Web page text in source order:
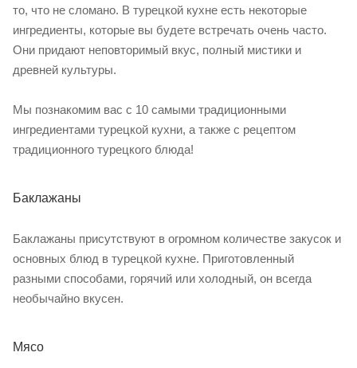
то, что не сломано. В турецкой кухне есть некоторые
ингредиенты, которые вы будете встречать очень часто.
Они придают неповторимый вкус, полный мистики и
древней культуры.
Мы познакомим вас с 10 самыми традиционными
ингредиентами турецкой кухни, а также с рецептом
традиционного турецкого блюда!
Баклажаны
Баклажаны присутствуют в огромном количестве закусок и
основных блюд в турецкой кухне. Приготовленный
разными способами, горячий или холодный, он всегда
необычайно вкусен.
Мясо